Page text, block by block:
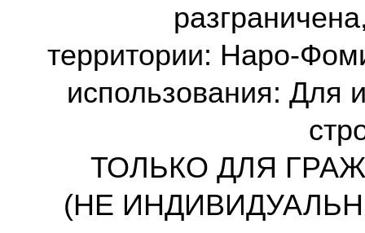
территории: Наро-
использования: Для
ТОЛЬКО ДЛЯ
(НЕ